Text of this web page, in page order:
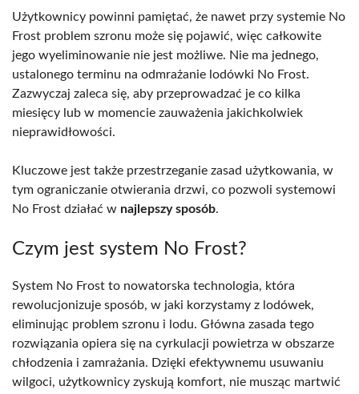
Użytkownicy powinni pamiętać, że nawet przy systemie No
Frost problem szronu może się pojawić, więc całkowite
jego wyeliminowanie nie jest możliwe. Nie ma jednego,
ustalonego terminu na odmrażanie lodówki No Frost.
Zazwyczaj zaleca się, aby przeprowadzać je co kilka
miesięcy lub w momencie zauważenia jakichkolwiek
nieprawidłowości.
Kluczowe jest także przestrzeganie zasad użytkowania, w
tym ograniczanie otwierania drzwi, co pozwoli systemowi
No Frost działać w najlepszy sposób.
Czym jest system No Frost?
System No Frost to nowatorska technologia, która
rewolucjonizuje sposób, w jaki korzystamy z lodówek,
eliminując problem szronu i lodu. Główna zasada tego
rozwiązania opiera się na cyrkulacji powietrza w obszarze
chłodzenia i zamrażania. Dzięki efektywnemu usuwaniu
wilgoci, użytkownicy zyskują komfort, nie musząc martwić